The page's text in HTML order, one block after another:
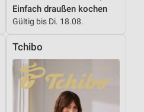
Einfach draußen kochen
Gültig bis Di. 18.08.
Tchibo